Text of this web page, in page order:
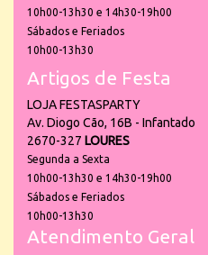
10h00-13h30 e 14h30-19h00
Sábados e Feriados
10h00-13h30
Artigos de Festa
LOJA FESTASPARTY
Av. Diogo Cão, 16B - Infantado
2670-327 LOURES
Segunda a Sexta
10h00-13h30 e 14h30-19h00
Sábados e Feriados
10h00-13h30
Atendimento Geral